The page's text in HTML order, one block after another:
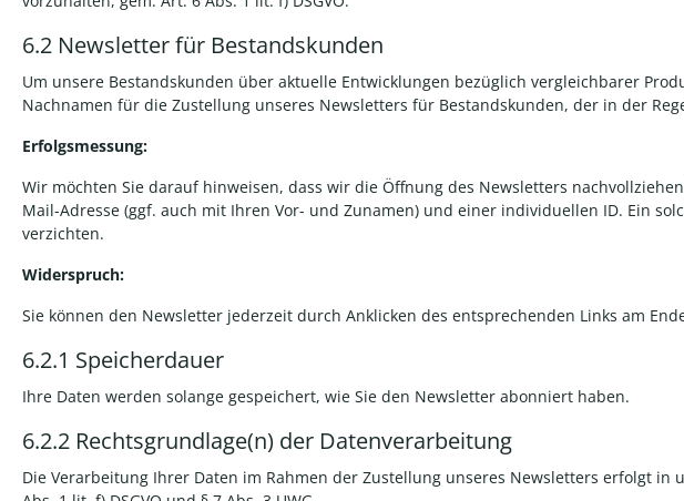
6.2 Newsletter für Bestandskunden
Um unsere Bestandskunden über aktuelle Entwicklungen bezüglich vergleichbarer
Nachnamen für die Zustellung unseres Newsletters für Bestandskunden, der in der
Erfolgsmessung:
Wir möchten Sie darauf hinweisen, dass wir die Öffnung des Newsletters
Mail-Adresse (ggf. auch mit Ihren Vor- und Zunamen) und einer individuellen ID. Ein
verzichten.
Widerspruch:
Sie können den Newsletter jederzeit durch Anklicken des entsprechenden Links am
6.2.1 Speicherdauer
Ihre Daten werden solange gespeichert, wie Sie den Newsletter abonniert haben.
6.2.2 Rechtsgrundlage(n) der Datenverarbeitung
Die Verarbeitung Ihrer Daten im Rahmen der Zustellung unseres Newsletters erfolgt